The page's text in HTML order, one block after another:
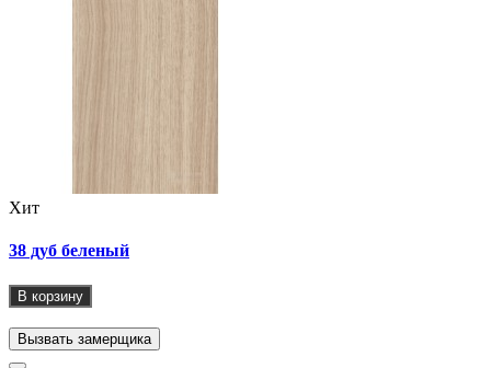
Хит
38 дуб беленый
В корзину
Вызвать замерщика